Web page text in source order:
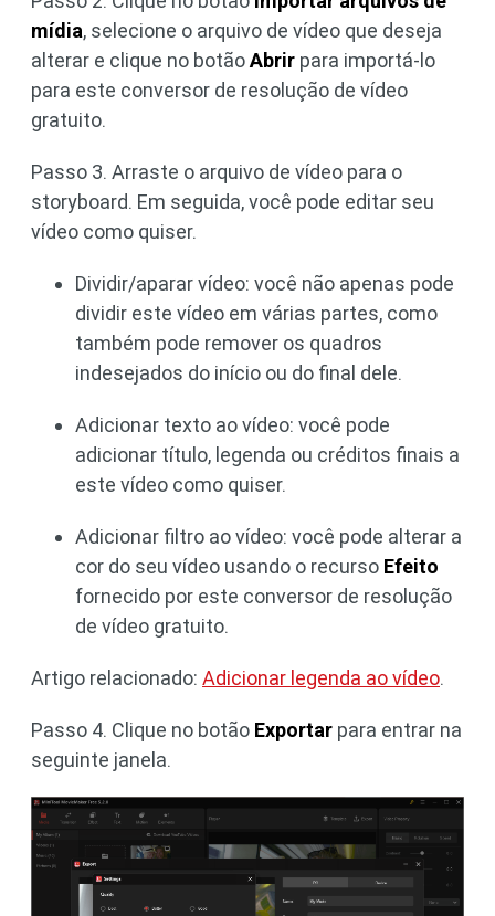
mídia, selecione o arquivo de vídeo que deseja
alterar e clique no botãoAbrir para importá-lo
para este conversor de resolução de vídeo
gratuito.
Passo 3. Arraste o arquivo de vídeo para o
storyboard. Em seguida, você pode editar seu
vídeo como quiser.
Dividir/aparar vídeo: você não apenas pode
dividir este vídeo em várias partes, como
também pode remover os quadros
indesejados do início ou do final dele.
Adicionar texto ao vídeo: você pode
adicionar título, legenda ou créditos finais a
este vídeo como quiser.
Adicionar filtro ao vídeo: você pode alterar a
cor do seu vídeo usando o recurso Efeito
fornecido por este conversor de resolução
de vídeo gratuito.
Artigo relacionado: Adicionar legenda ao vídeo.
Passo 4. Clique no botão Exportar para entrar na
seguinte janela.